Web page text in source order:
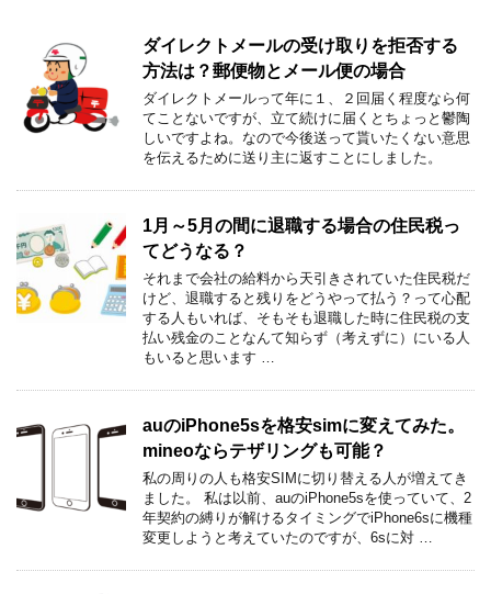
ダイレクトメールの受け取りを拒否する
方法は？郵便物とメール便の場合
ダイレクトメールって年に１、２回届く程度なら何
てことないですが、立て続けに届くとちょっと鬱陶
しいですよね。なので今後送って貰いたくない意思
を伝えるために送り主に返すことにしました。
1月～5月の間に退職する場合の住民税っ
てどうなる？
それまで会社の給料から天引きされていた住民税だ
けど、退職すると残りをどうやって払う？って心配
する人もいれば、そもそも退職した時に住民税の支
払い残金のことなんて知らず（考えずに）にいる人
もいると思います …
auのiPhone5sを格安simに変えてみた。
mineoならテザリングも可能？
私の周りの人も格安SIMに切り替える人が増えてき
ました。 私は以前、auのiPhone5sを使っていて、2
年契約の縛りが解けるタイミングでiPhone6sに機種
変更しようと考えていたのですが、6sに対 …